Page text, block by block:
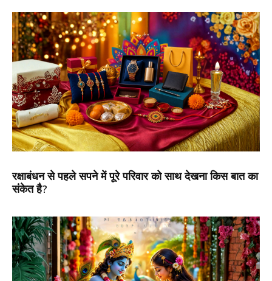
रक्षाबंधन से पहले सपने में पूरे परिवार को साथ देखना किस बात का
संकेत है?